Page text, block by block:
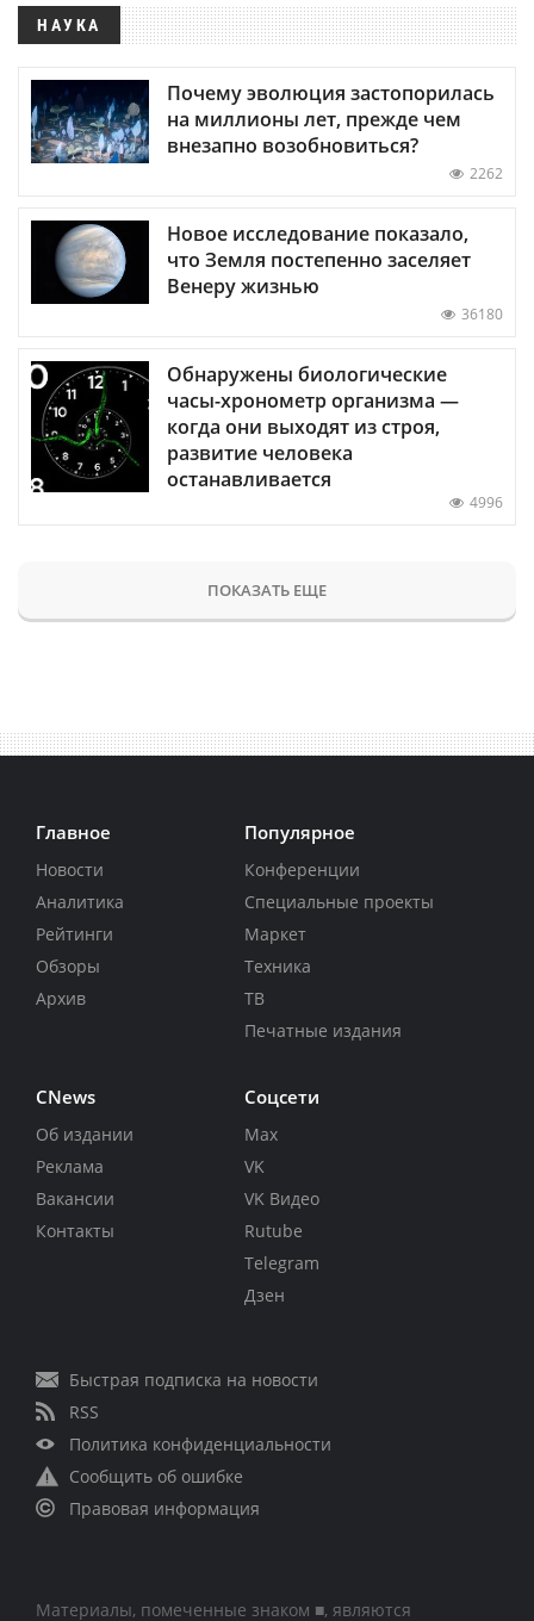
НАУКА
Почему эволюция застопорилась
на миллионы лет, прежде чем
внезапно возобновиться?
2262
Новое исследование показало,
что Земля постепенно заселяет
Венеру жизнью
36180
Обнаружены биологические
часы-хронометр организма —
когда они выходят из строя,
развитие человека
останавливается
4996
ПОКАЗАТЬ ЕЩЕ
Главное
Новости
Аналитика
Рейтинги
Обзоры
Архив
Популярное
Конференции
Специальные проекты
Маркет
Техника
ТВ
Печатные издания
CNews
Об издании
Реклама
Вакансии
Контакты
Соцсети
Max
VK
VK Видео
Rutube
Telegram
Дзен
Быстрая подписка на новости
RSS
Политика конфиденциальности
Сообщить об ошибке
Правовая информация
Материалы, помеченные знаком ■, являются